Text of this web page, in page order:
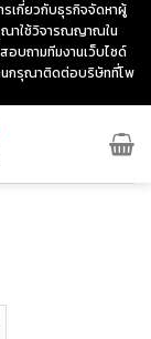
รเกี่ยวกับธุรกิจจัดหาผู้
ณาใช้วิจารณญาณใน
อบถามทีมงานเว็บไซด์
นกรุณาติดต่อบริษัทที่โพ